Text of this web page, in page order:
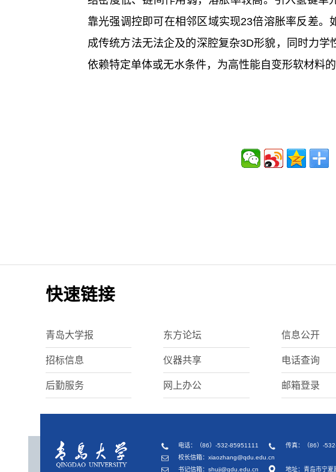
靠光强调控即可在相邻区域实现23倍溶胀率反差
成传统方法无法企及的深腔复杂3D形貌，同时力
依赖特定单体或无水条件，为高性能自变形软材料的
快速链接
青岛大学报 东方论坛 信息公开
招标信息 仪器共享 电话查询
后勤服务 网上办公 邮箱登录
电话：（86）-532-85951111
传真：（86）-
校长信箱：xiaozhang@qdu.edu.cn
书记信箱：shuji@qdu.edu.cn
地址：青岛市宁夏